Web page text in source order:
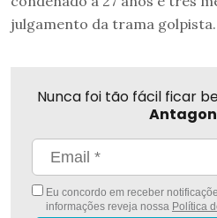
julgamento da trama golpista.
Nunca foi tão fácil ficar
Eu concordo em receber
informações reveja nossa Política